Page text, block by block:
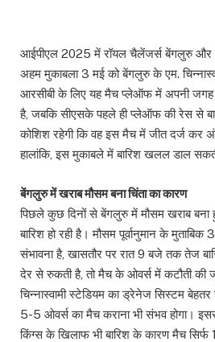
आईपीएल 2025 में रॉयल चैलेंजर्स बेंगलुरु और
अहम मुकाबला 3 मई को बेंगलुरु के एम.
आरसीबी के लिए यह मैच प्लेऑफ में अपनी जगह
है, जबकि सीएसके पहले ही प्लेऑफ की रेस से
कोशिश रहेगी कि वह इस मैच में जीत दर्ज कर
हालांकि, इस मुकाबले में बारिश खलल डाल
बेंगलुरु में खराब मौसम बना चिंता का कारण
पिछले कुछ दिनों से बेंगलुरु में मौसम खराब
बारिश हो रही है। मौसम पूर्वानुमान के मुताबिक
संभावना है, खासतौर पर रात 9 बजे तक तेज
देर से रुकती है, तो मैच के ओवर्स में कटौती की
चिन्नास्वामी स्टेडियम का ड्रेनेज सिस्टम
5-5 ओवर्स का मैच कराना भी संभव होगा।
किंग्स के खिलाफ भी बारिश के कारण मैच